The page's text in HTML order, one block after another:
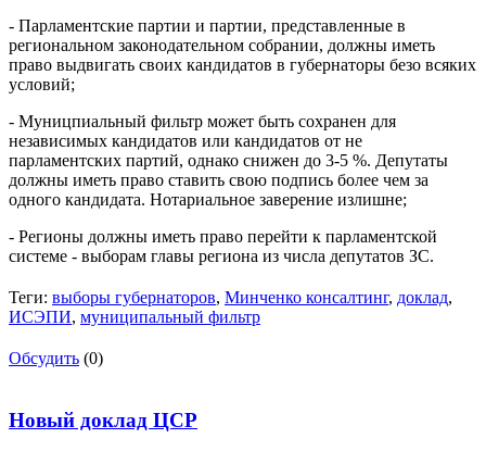
- Парламентские партии и партии, представленные в
региональном законодательном собрании, должны иметь
право выдвигать своих кандидатов в губернаторы безо всяких
условий;
- Муницпиальный фильтр может быть сохранен для
независимых кандидатов или кандидатов от не
парламентских партий, однако снижен до 3-5 %. Депутаты
должны иметь право ставить свою подпись более чем за
одного кандидата. Нотариальное заверение излишне;
- Регионы должны иметь право перейти к парламентской
системе - выборам главы региона из числа депутатов ЗС.
Теги: выборы губернаторов, Минченко консалтинг, доклад,
ИСЭПИ, муниципальный фильтр
Обсудить (0)
Новый доклад ЦСР